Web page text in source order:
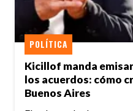
Kicillof manda
los acuerdos: cómo
Buenos Aires
POLÍTICA